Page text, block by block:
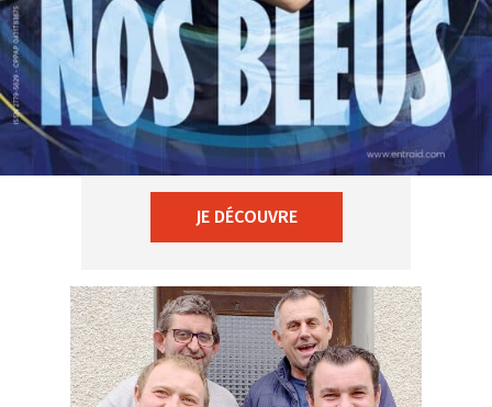
JE DÉCOUVRE